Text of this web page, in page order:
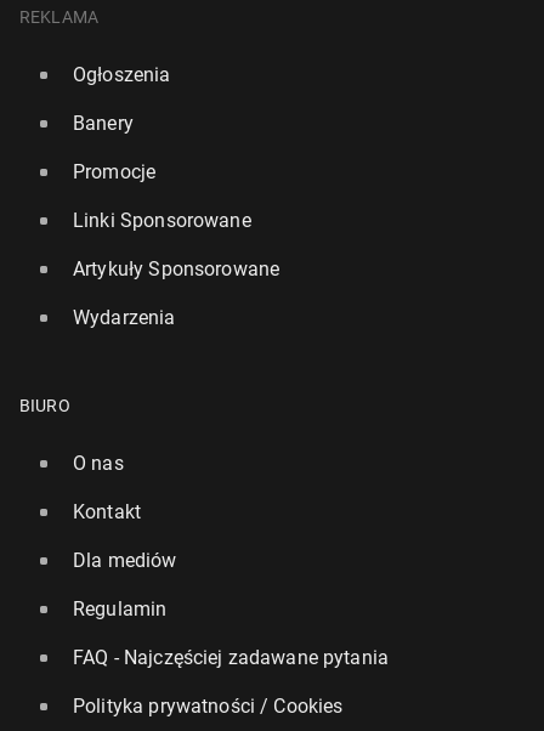
REKLAMA
Ogłoszenia
Banery
Promocje
Linki Sponsorowane
Artykuły Sponsorowane
Wydarzenia
BIURO
O nas
Kontakt
Dla mediów
Regulamin
FAQ - Najczęściej zadawane pytania
Polityka prywatności / Cookies